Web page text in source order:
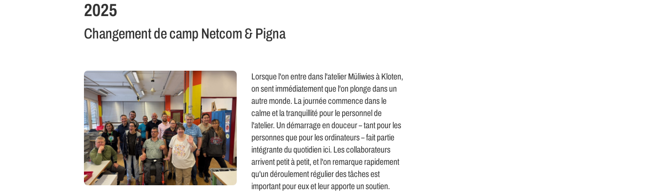
2025
Changement de camp Netcom & Pigna
Lorsque l'on entre dans l'atelier Müliwies à Kloten,
on sent immédiatement que l'on plonge dans un
autre monde. La journée commence dans le
calme et la tranquillité pour le personnel de
l'atelier. Un démarrage en douceur – tant pour les
personnes que pour les ordinateurs – fait partie
intégrante du quotidien ici. Les collaborateurs
arrivent petit à petit, et l'on remarque rapidement
qu'un déroulement régulier des tâches est
important pour eux et leur apporte un soutien.